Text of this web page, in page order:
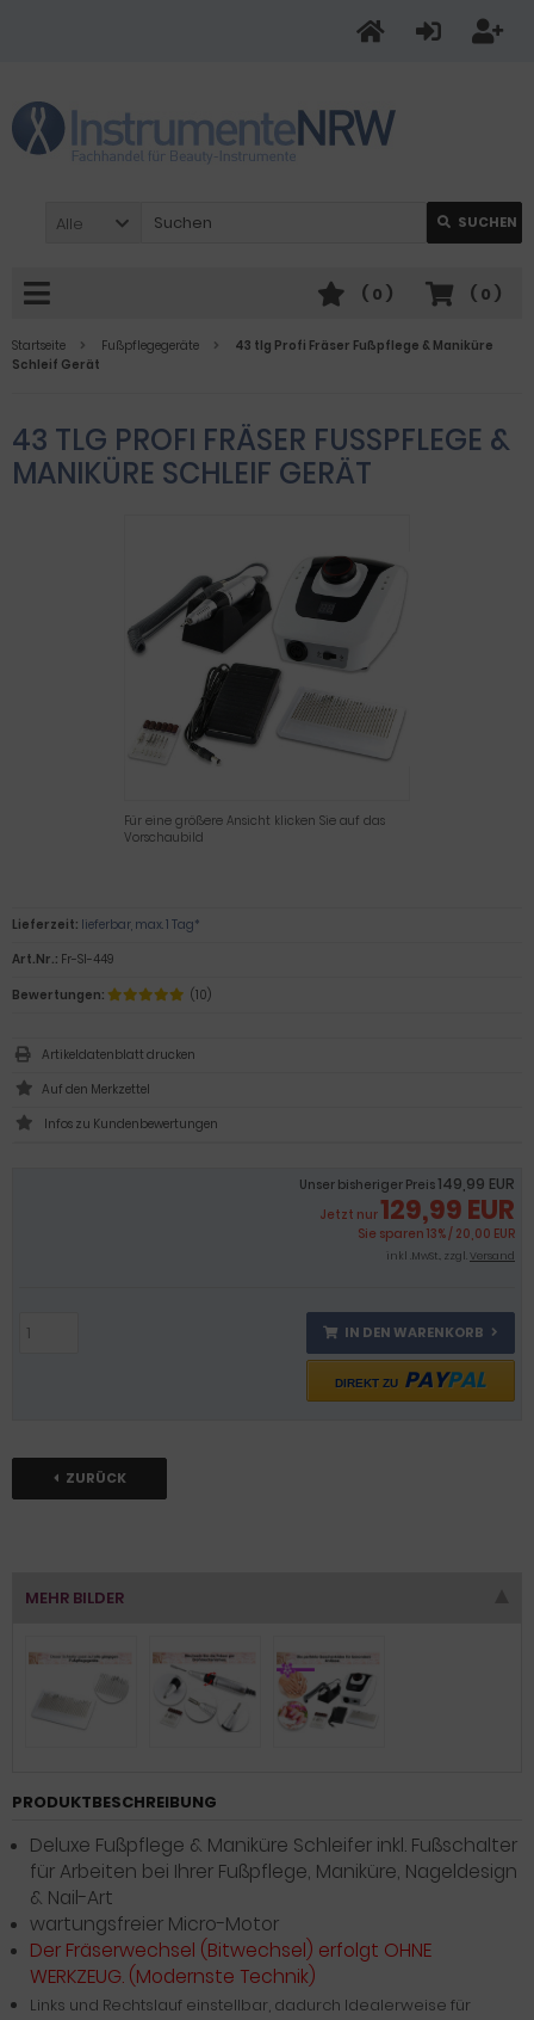
Alle SUCHEN
( 0 )
( 0 )
Startseite Fußpflegegeräte
43 tlg Profi Fräser Fußpflege & Maniküre
Schleif Gerät
43 TLG PROFI FRÄSER FUSSPFLEGE & M
ANIKÜRE SCHLEIF GERÄT
Für eine größere Ansicht klicken Sie auf das
Vorschaubild
Unser bisheriger Preis149,99 EUR
Jetzt nur129,99 EUR
Sie sparen 13% / 20,00 EUR
inkl .MwSt., zzgl.Versand
IN DEN WARENKORB
DIREKT ZU PAYPAL
ZURÜCK
Lieferzeit: lieferbar, max. 1 Tag*
Art.Nr.: Fr-SI-449
Bewertungen:
(10)
Artikeldatenblatt drucken
Infos zu Kundenbewertungen
MEHR BILDER
PRODUKTBESCHREIBUNG
Deluxe Fußpflege & Maniküre Schleifer inkl. Fußschalter
für Arbeiten bei Ihrer Fußpflege, Maniküre, Nageldesign
& Nail-Art
wartungsfreier Micro-Motor
Der Fräserwechsel (Bitwechsel) erfolgt OHNE
WERKZEUG. (Modernste Technik)
Links und Rechtslauf einstellbar, dadurch Idealerweise für